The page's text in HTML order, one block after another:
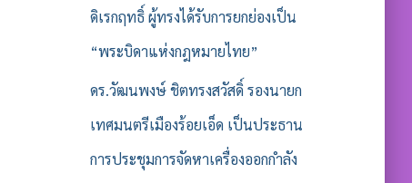
ดิเรกฤทธิ์ ผู้ทรงได้รับการยกย่องเป็น
“พระบิดาแห่งกฎหมายไทย”
ดร.วัฒนพงษ์ ชิตทรงสวัสดิ์ รองนายก
เทศมนตรีเมืองร้อยเอ็ด เป็นประธาน
การประชุมการจัดหาเครื่องออกกำลัง